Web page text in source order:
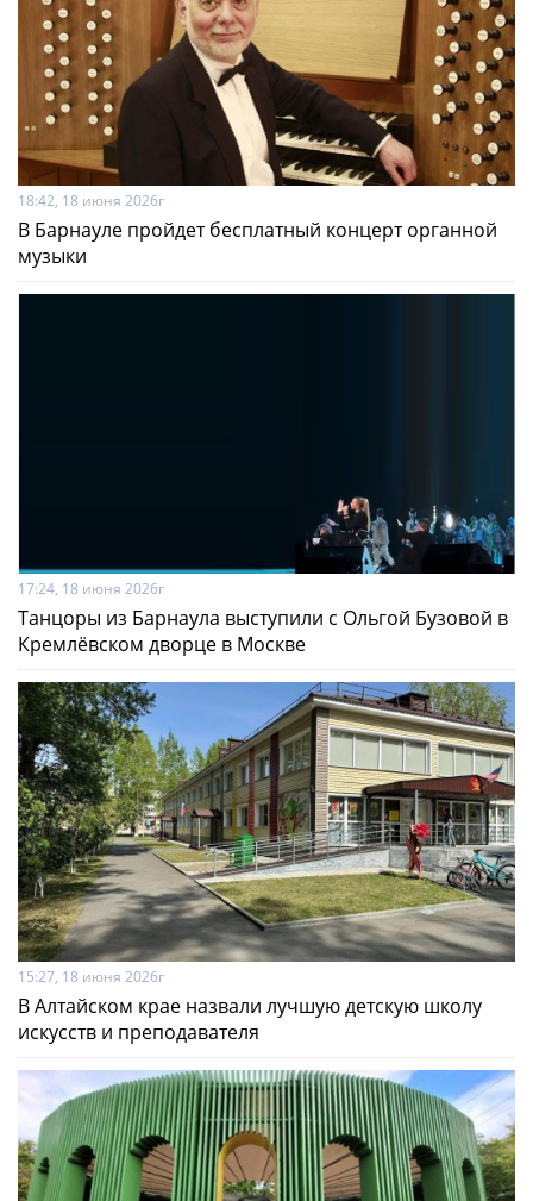
18:42, 18 июня 2026г
В Барнауле пройдет бесплатный концерт органной
музыки
17:24, 18 июня 2026г
Танцоры из Барнаула выступили с Ольгой Бузовой в
Кремлёвском дворце в Москве
15:27, 18 июня 2026г
В Алтайском крае назвали лучшую детскую школу
искусств и преподавателя